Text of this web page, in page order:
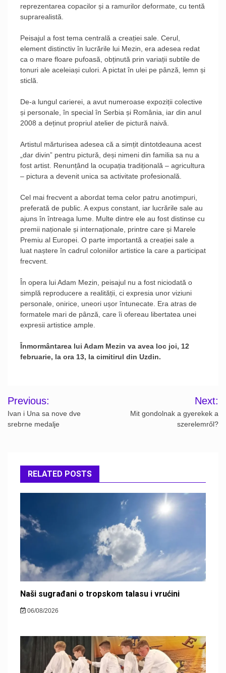
reprezentarea copacilor și a ramurilor deformate, cu tentă
suprarealistă.
Peisajul a fost tema centrală a creației sale. Cerul,
element distinctiv în lucrările lui Mezin, era adesea redat
ca o mare floare pufoasă, obținută prin variații subtile de
tonuri ale aceleiași culori. A pictat în ulei pe pânză, lemn și
sticlă.
De-a lungul carierei, a avut numeroase expoziții colective
și personale, în special în Serbia și România, iar din anul
2008 a deținut propriul atelier de pictură naivă.
Artistul mărturisea adesea că a simțit dintotdeauna acest
„dar divin” pentru pictură, deși nimeni din familia sa nu a
fost artist. Renunțând la ocupația tradițională – agricultura
– pictura a devenit unica sa activitate profesională.
Cel mai frecvent a abordat tema celor patru anotimpuri,
preferată de public. A expus constant, iar lucrările sale au
ajuns în întreaga lume. Multe dintre ele au fost distinse cu
premii naționale și internaționale, printre care și Marele
Premiu al Europei. O parte importantă a creației sale a
luat naștere în cadrul coloniilor artistice la care a participat
frecvent.
În opera lui Adam Mezin, peisajul nu a fost niciodată o
simplă reproducere a realității, ci expresia unor viziuni
personale, onirice, uneori ușor întunecate. Era atras de
formatele mari de pânză, care îi ofereau libertatea unei
expresii artistice ample.
Înmormântarea lui Adam Mezin va avea loc joi, 12
februarie, la ora 13, la cimitirul din Uzdin.
Post
navigation
Previous:
Ivan i Una sa nove dve
srebrne medalje
Next:
Mit gondolnak a gyerekek a
szerelemről?
RELATED POSTS
Naši sugrađani o tropskom talasu i vrućini
06/08/2026